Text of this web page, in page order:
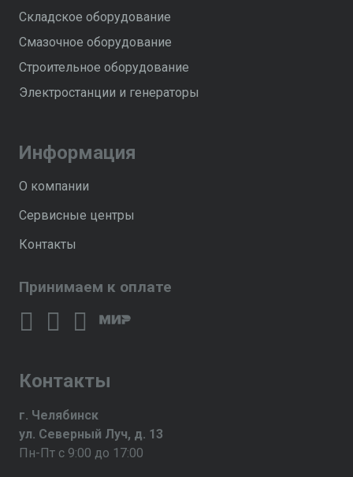
Складское оборудование
Смазочное оборудование
Строительное оборудование
Электростанции и генераторы
Информация
О компании
Сервисные центры
Контакты
Принимаем к оплате
Контакты
г. Челябинск
ул. Северный Луч, д. 13
Пн-Пт с 9:00 до 17:00